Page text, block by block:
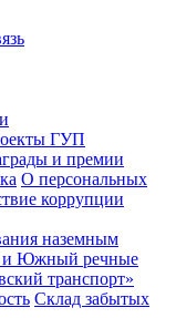
ГУП
и премии
О персональных
коррупции
наземным
и Южный речные
транспорт»
Склад забытых